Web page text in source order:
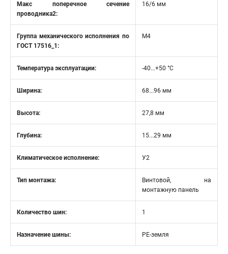
Макс поперечное сечение
проводника2:
16/6 мм
Группа механического исполнения по
ГОСТ 17516_1:
М4
Температура эксплуатации: -40...+50 °C
Ширина: 68...96 мм
Высота: 27,8 мм
Глубина: 15...29 мм
Климатическое исполнение: У2
Тип монтажа:
Винтовой, на
монтажную панель
Количество шин: 1
Назначение шины: PE-земля